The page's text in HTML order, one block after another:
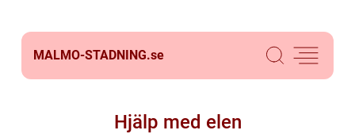
MALMO-STADNING.se
Hjälp med elen